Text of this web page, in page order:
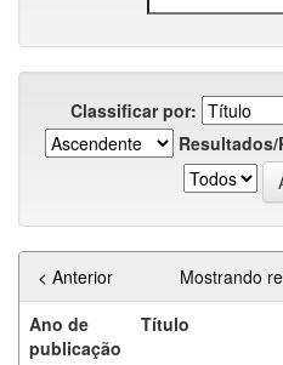
Classificar por:
Resultados/
Mostrando
< Anterior
Ano de
publicação
Título